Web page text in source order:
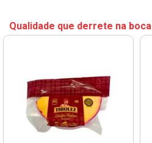
Qualidade que derrete na boca